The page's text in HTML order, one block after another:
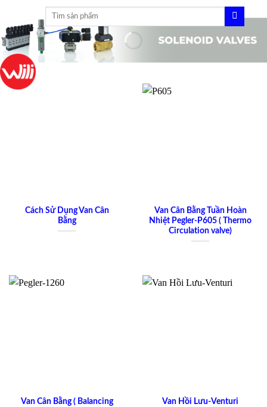
content
Tìm
Cách Sử Dụng Van Cân
Bằng
Van Cân Bằng Tuần Hoàn
Nhiệt Pegler-P605 ( Thermo
Circulation valve)
Van Cân Bằng ( Balancing
Van Hồi Lưu-Venturi